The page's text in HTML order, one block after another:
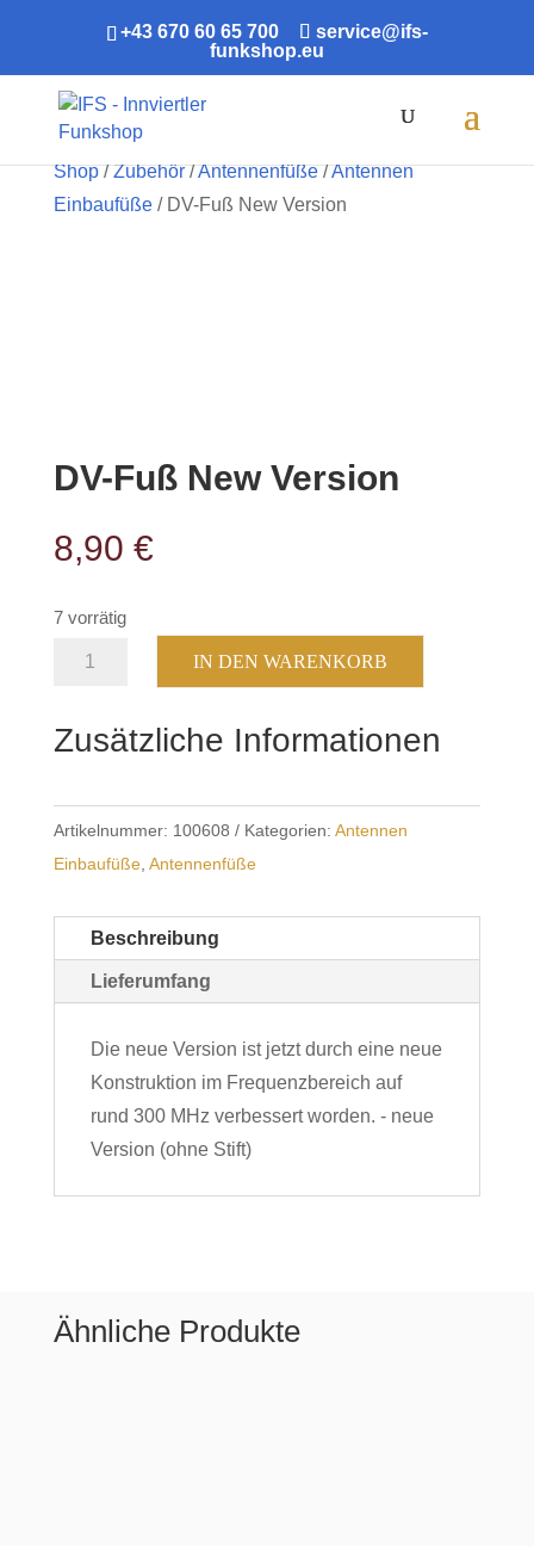
+43 670 60 65 700
service@ifs-
funkshop.eu
Shop/Zubehör/Antennenfüße/Antennen
Einbaufüße/ DV-Fuß New Version
DV-Fuß New Version
8,90 €
7 vorrätig
DV-
Version
IN DEN WARENKORB
Zusätzliche Informationen
Artikelnummer: 100608 Kategorien: Antennen
Einbaufüße, Antennenfüße
Beschreibung
Lieferumfang
Die neue Version ist jetzt durch eine neue
Konstruktion im Frequenzbereich auf
rund 300 MHz verbessert worden. - neue
Version (ohne Stift)
Ähnliche Produkte